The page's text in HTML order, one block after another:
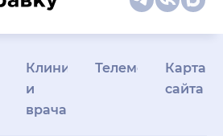
Клиникам
и
врачам
Телемедицина
Карта
сайта